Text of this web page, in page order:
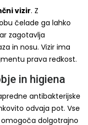
vizir. Z
čelade ga lahko
zagotavlja
in nosu. Vizir ima
prava redkost.
in higiena
antibakterijske
odvaja pot. Vse
omogoča dolgotrajno